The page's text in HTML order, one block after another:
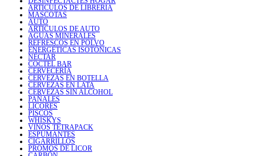
ARTICULOS DE LIBRERIA
MASCOTAS
AUTO
ARTICULOS DE AUTO
AGUAS MINERALES
REFRESCOS EN POLVO
ENERGÉTICAS ISOTÓNICAS
NÉCTAR
COCTEL BAR
CERVECERÍA
CERVEZAS EN BOTELLA
CERVEZAS EN LATA
CERVEZAS SIN ALCOHOL
PAÑALES
LICORES
PISCOS
WHISKYS
VINOS TETRAPACK
ESPUMANTES
CIGARRILLOS
PROMOS DE LICOR